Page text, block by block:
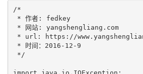
/*
* 作者: fedkey
* 网站: yangshengliang.com
* url: https://
* 时间：2016-12-9
*/
import java.io.IOException;